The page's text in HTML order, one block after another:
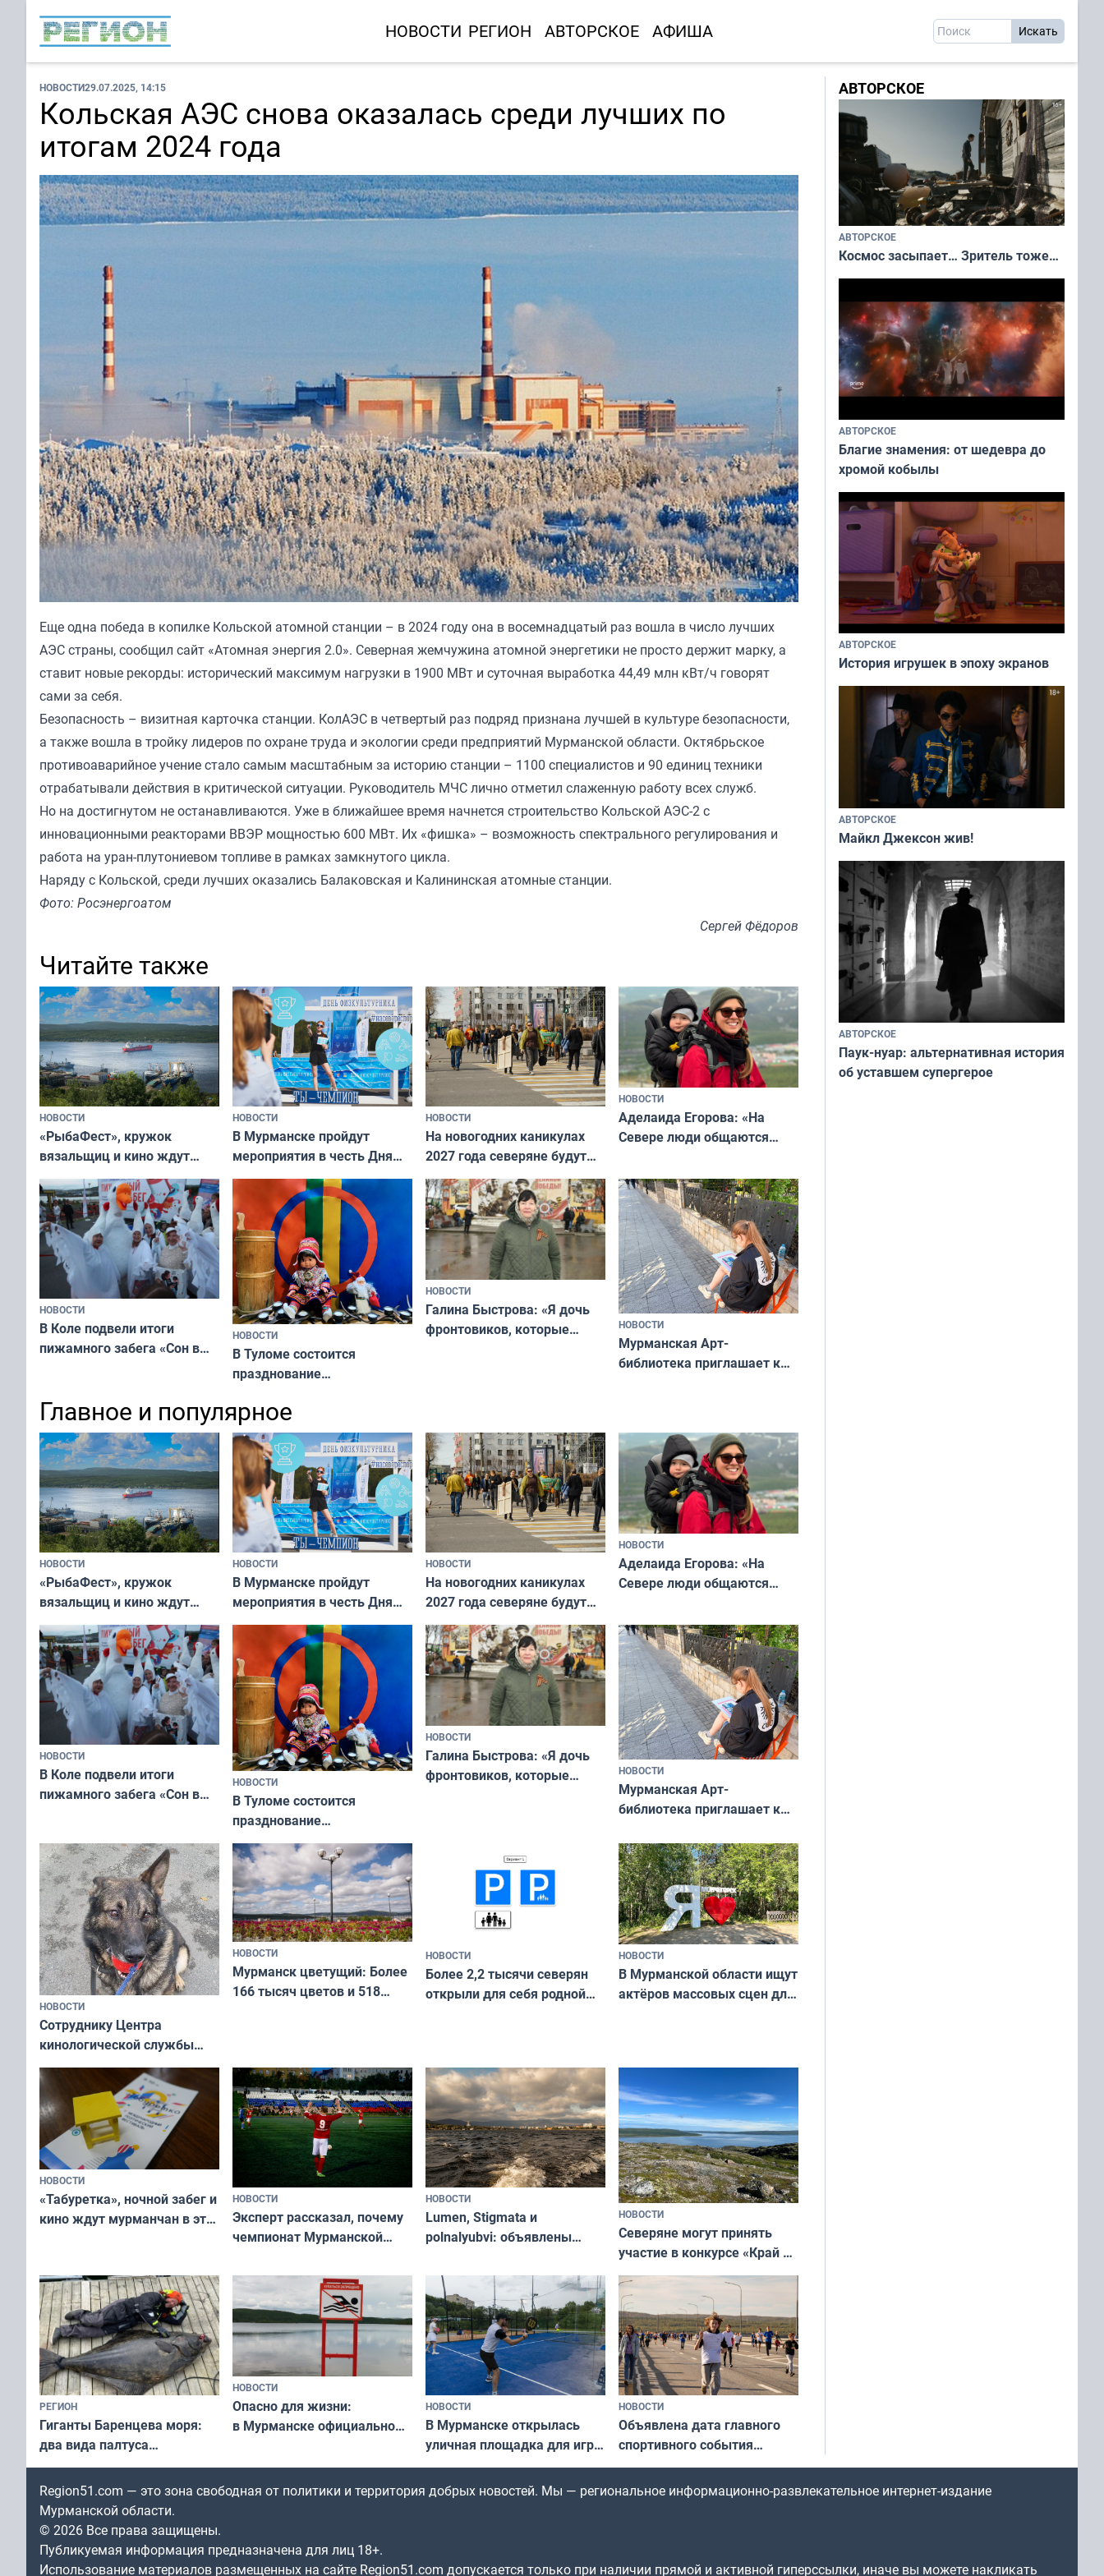
НОВОСТИ РЕГИОН АВТОРСКОЕ АФИША
НОВОСТИ29.07.2025, 14:15
Кольская АЭС снова оказалась среди лучших по
итогам 2024 года
Еще одна победа в копилке Кольской атомной станции – в 2024 году она в восемнадцатый раз вошла в число лучших
АЭС страны,сообщил сайт «Атомная энергия 2.0». Северная жемчужина атомной энергетики не просто держит марку, а
ставит новые рекорды: исторический максимум нагрузки в 1900 МВт и суточная выработка 44,49 млн кВт/ч говорят
сами за себя.
Безопасность – визитная карточка станции. КолАЭС в четвертый раз подряд признана лучшей в культуре безопасности,
а также вошла в тройку лидеров по охране труда и экологии среди предприятий Мурманской области. Октябрьское
противоаварийное учение стало самым масштабным за историю станции – 1100 специалистов и 90 единиц техники
отрабатывали действия в критической ситуации. Руководитель МЧС лично отметил слаженную работу всех служб.
Но на достигнутом не останавливаются. Уже в ближайшее время начнется строительство Кольской АЭС-2 с
инновационными реакторами ВВЭР мощностью 600 МВт. Их «фишка» – возможность спектрального регулирования и
работа на уран-плутониевом топливе в рамках замкнутого цикла.
Наряду с Кольской, среди лучших оказались Балаковская и Калининская атомные станции.
Фото: Росэнергоатом
Сергей Фёдоров
Читайте также
НОВОСТИ
«РыбаФест», кружок
вязальщиц и кино ждут
мурманчан в эти выходные
НОВОСТИ
В Мурманске пройдут
мероприятия в честь Дня
физкультурника
НОВОСТИ
На новогодних каникулах
2027 года северяне будут
отдыхать 11 дней
НОВОСТИ
Аделаида Егорова: «На
Севере люди общаются
а потому что
ты им интересен»
НОВОСТИ
В Коле подвели итоги
пижамного забега «Сон в
НОВОСТИ
В Туломе состоится
празднование
коренных народов мира
НОВОСТИ
Галина Быстрова: «Я дочь
фронтовиков, которые
НОВОСТИ
Мурманская Арт-
библиотека приглашает к
Главное и популярное
НОВОСТИ
«РыбаФест», кружок
вязальщиц и кино ждут
мурманчан в эти выходные
НОВОСТИ
В Мурманске пройдут
мероприятия в честь Дня
физкультурника
НОВОСТИ
На новогодних каникулах
2027 года северяне будут
отдыхать 11 дней
НОВОСТИ
Аделаида Егорова: «На
Севере люди общаются
а потому что
ты им интересен»
НОВОСТИ
В Коле подвели итоги
пижамного забега «Сон в
НОВОСТИ
В Туломе состоится
празднование
Международного дня
коренных народов мира
НОВОСТИ
Галина Быстрова: «Я дочь
фронтовиков, которые
НОВОСТИ
Мурманская Арт-
библиотека приглашает к
и фотографов
НОВОСТИ
Сотруднику Центра
кинологической службы
ищут новый дом
НОВОСТИ
Мурманск цветущий: Более
166 тысяч цветов и 518
НОВОСТИ
Более 2,2 тысячи северян
открыли для себя родной
НОВОСТИ
В Мурманской области ищут
актёров массовых сцен для
НОВОСТИ
«Табуретка», ночной забег и
кино ждут мурманчан в эти
НОВОСТИ
Эксперт рассказал, почему
чемпионат Мурманской
незамеченным
НОВОСТИ
Lumen, Stigmata и
polnalyubvi: объявлены
«Имандра» в 2026 года
НОВОСТИ
Северяне могут принять
участие в конкурсе «Край у
северной границы: фотогид
по Печенгскому округу»
РЕГИОН
Гиганты Баренцева моря:
два вида палтуса
и их рекордные трофеи
НОВОСТИ
Опасно для жизни:
в Мурманске официально
в городских водоёмах
НОВОСТИ
В Мурманске открылась
уличная площадка для игры
в падел
НОВОСТИ
Объявлена дата главного
спортивного события
Заполярья: как зарождался
фестиваль «Гольфстрим»
АВТОРСКОЕ
АВТОРСКОЕ
Космос засыпает… Зритель тоже…
АВТОРСКОЕ
Благие знамения: от шедевра до
хромой кобылы
АВТОРСКОЕ
История игрушек в эпоху экранов
АВТОРСКОЕ
Майкл Джексон жив!
АВТОРСКОЕ
Паук-нуар: альтернативная история
об уставшем супергерое
Region51.com — это зона свободная от политики и территория добрых новостей. Мы — региональное информационно-развлекательное интернет-издание
Мурманской области.
© 2026 Все права защищены.
Публикуемая информация предназначена для лиц 18+.
Использование материалов размещенных на сайте Region51.com допускается только при наличии прямой и активной гиперссылки, иначе вы можете накликать